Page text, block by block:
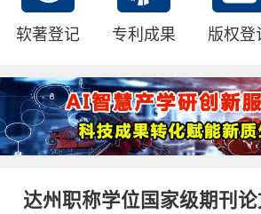
软著登记 专利成果 版权登
达州职称学位国家级期刊